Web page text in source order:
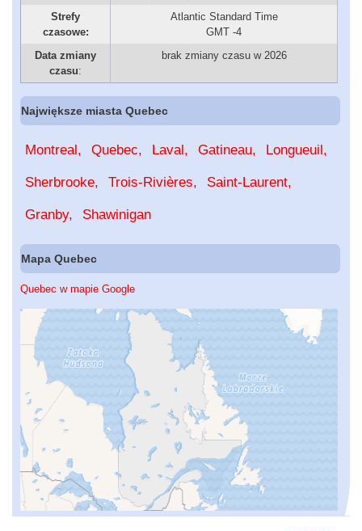
Strefy
czasowe:
Atlantic Standard Time
GMT -4
Data zmiany
czasu:
brak zmiany czasu w 2026
Największe miasta Quebec
Montreal Quebec Laval Gatineau Longueuil
Sherbrooke Trois-Rivières Saint-Laurent
Granby Shawinigan
Mapa Quebec
Quebec w mapie Google